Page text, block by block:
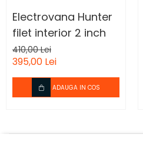
Electrovana Hunter
filet interior 2 inch
410,00 Lei
395,00 Lei
ADAUGA IN COS